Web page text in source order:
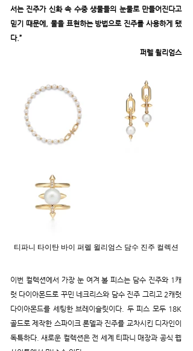
서는 진주가 신화 속 수중 생물들의 눈물로 만들어진다고
믿기 때문에, 물을 표현하는 방법으로 진주를 사용하게 됐
다.”
퍼렐 윌리엄스
티파니 타이탄 바이 퍼렐 윌리엄스 담수 진주 컬렉션
이번 컬렉션에서 가장 눈 여겨 볼 피스는 담수 진주와 1캐
럿 다이아몬드로 꾸민 네크리스와 담수 진주 그리고 2캐럿
다이아몬드를 세팅한 브레이슬릿이다. 두 피스 모두 18K
골드로 제작한 스파이크 론델과 진주를 교차시킨 디자인이
독특하다. 새로운 컬렉션은 전 세계 티파니 매장과 공식 웹